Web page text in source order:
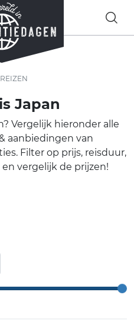
Japan
Vergelijk hieronder alle
aanbiedingen van
Filter op prijs, reisduur,
vergelijk de prijzen!